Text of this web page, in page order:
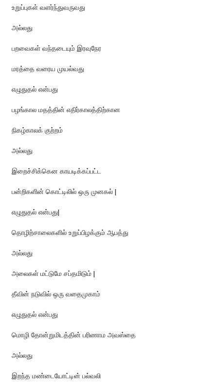
உறுப்புகள் வளர்ந்துவருவது
அல்லது
பறவைகள் வந்தடையும் இரவுநேர
மரத்தை வரைய முயல்வது
எழுதுதல் என்பது
பழங்கால மதத்தின் எதிர்காலத்திற்கான
நிகழ்காலக் குற்றம்
அல்லது
இறைச்சிக்கென காயடிக்கப்பட்ட
பன்றிகளின் கொட்டிலில் ஒரு முனகல் |
எழுதுதல் என்பது|
தொழிற்சாலைகளில் உறுப்பிழக்கும் ஆபத்து
அல்லது
அலைகள் மட்டுமே சப்தமிடும் |
தீவின் நடுவில் ஒரு வதைமுகாம்
எழுதுதல் என்பது
மொழி தோன்றுமிடத்தின் பரிணாம அவஸ்தை
அல்லது
இறந்த மண்டையோட்டின் பல்வலி